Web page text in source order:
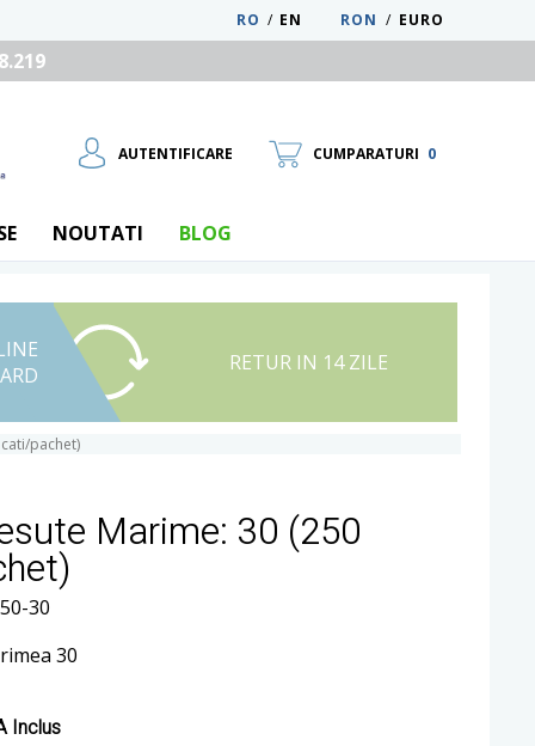
RON / EURO
EN
/
RO
AUTENTIFICARE
UTILIZATOR NOU
RECUPEREAZA PAROLA
CUMPARATURI 0
NOUTATI BLOG
RETUR IN 14 ZILE
pachet)
Marime: 30 (250
30
30
Inclus